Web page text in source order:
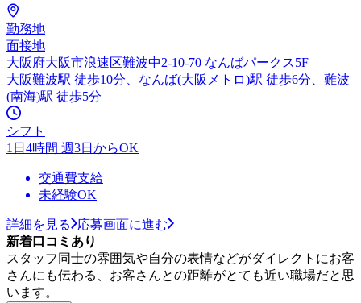
勤務地
面接地
大阪府大阪市浪速区難波中2-10-70 なんばパークス5F
大阪難波駅 徒歩10分、なんば(大阪メトロ)駅 徒歩6分、難波
(南海)駅 徒歩5分
シフト
1日4時間 週3日からOK
交通費支給
未経験OK
詳細を見る
応募画面に進む
新着口コミあり
スタッフ同士の雰囲気や自分の表情などがダイレクトにお客
さんにも伝わる、お客さんとの距離がとても近い職場だと思
います。